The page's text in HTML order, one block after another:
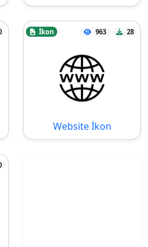
İkon 963 28
Website İkon